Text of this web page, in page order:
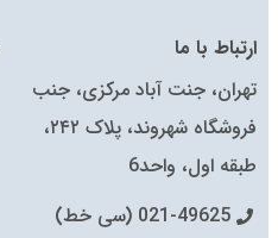
ارتباط با ما
تهران، جنت آباد مرکزی، جنب
فروشگاه شهروند، پلاک ۲۴۲،
طبقه اول، واحد6
021-49625 (سی خط)